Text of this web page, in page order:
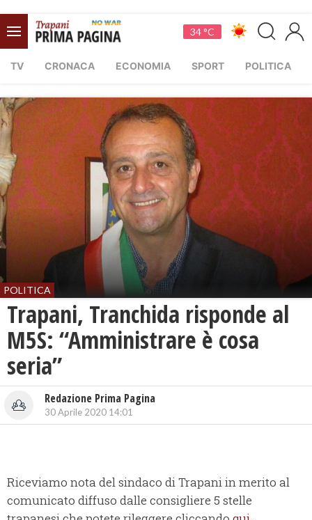
34 °C
TV CRONACA ECONOMIA SPORT POLITICA
POLITICA
Trapani, Tranchida risponde al
M5S: “Amministrare è cosa
seria”
Redazione Prima Pagina
30 Aprile 2020 14:01
Riceviamo nota del sindaco di Trapani in merito al
comunicato diffuso dalle consigliere 5 stelle